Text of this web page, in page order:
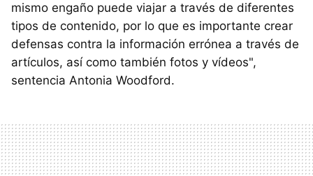
mismo engaño puede viajar a través de diferentes
tipos de contenido, por lo que es importante crear
defensas contra la información errónea a través de
artículos, así como también fotos y vídeos",
sentencia Antonia Woodford.